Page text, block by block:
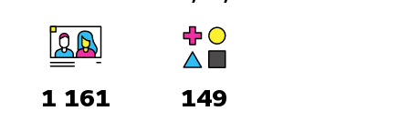
1 161 149